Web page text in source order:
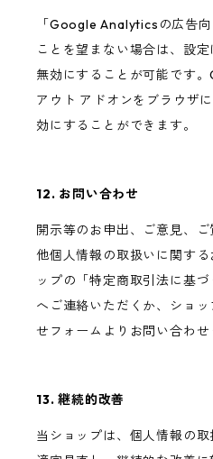
「Google Analyticsの広告
ことを望まない場合は、設
無効にすることが可能です
アウト アドオンをブラウザ
効にすることができます。
12. お問い合わせ
開示等のお申出、ご意見、
他個人情報の取扱いに関す
ップの「特定商取引法に基
へご連絡いただくか、ショ
せフォームよりお問い合わせ
13. 継続的改善
当ショップは、個人情報の